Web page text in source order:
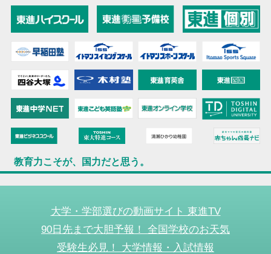
教育力こそが、国力だと思う。
大学・学部選びの動画サイト 東進TV
90日先まで大胆予報！ 全国学校のお天気
受験生必見！ 大学情報・入試情報